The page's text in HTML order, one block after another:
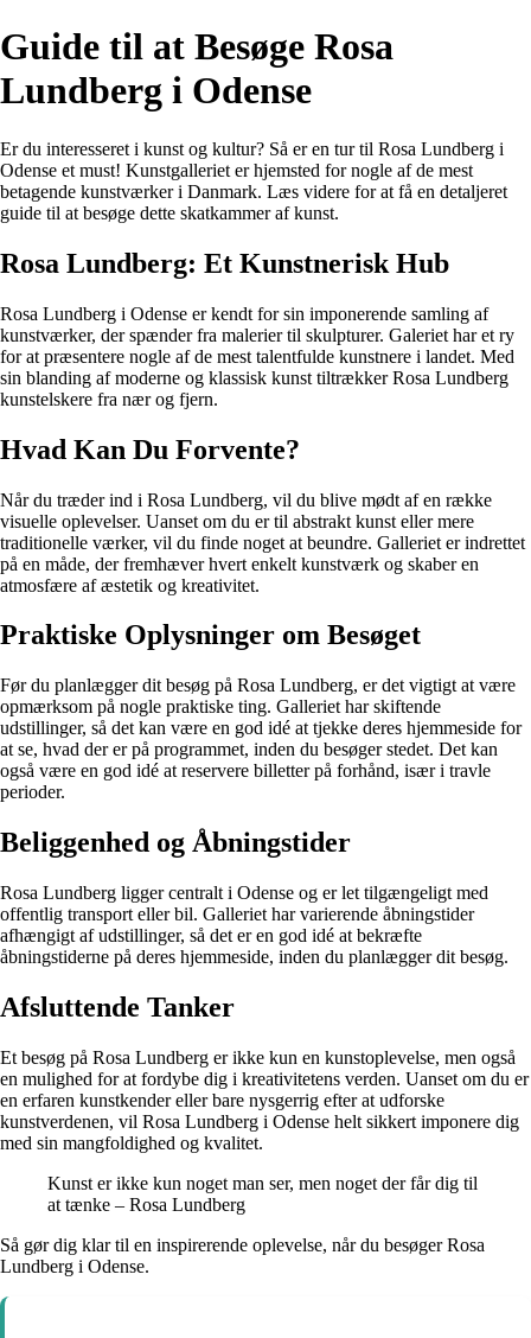
Guide til at Besøge Rosa
Lundberg i Odense
Er du interesseret i kunst og kultur? Så er en tur til Rosa Lundberg i
Odense et must! Kunstgalleriet er hjemsted for nogle af de mest
betagende kunstværker i Danmark. Læs videre for at få en detaljeret
guide til at besøge dette skatkammer af kunst.
Rosa Lundberg: Et Kunstnerisk Hub
Rosa Lundberg i Odense er kendt for sin imponerende samling af
kunstværker, der spænder fra malerier til skulpturer. Galeriet har et ry
for at præsentere nogle af de mest talentfulde kunstnere i landet. Med
sin blanding af moderne og klassisk kunst tiltrækker Rosa Lundberg
kunstelskere fra nær og fjern.
Hvad Kan Du Forvente?
Når du træder ind i Rosa Lundberg, vil du blive mødt af en række
visuelle oplevelser. Uanset om du er til abstrakt kunst eller mere
traditionelle værker, vil du finde noget at beundre. Galleriet er indrettet
på en måde, der fremhæver hvert enkelt kunstværk og skaber en
atmosfære af æstetik og kreativitet.
Praktiske Oplysninger om Besøget
Før du planlægger dit besøg på Rosa Lundberg, er det vigtigt at være
opmærksom på nogle praktiske ting. Galleriet har skiftende
udstillinger, så det kan være en god idé at tjekke deres hjemmeside for
at se, hvad der er på programmet, inden du besøger stedet. Det kan
også være en god idé at reservere billetter på forhånd, især i travle
perioder.
Beliggenhed og Åbningstider
Rosa Lundberg ligger centralt i Odense og er let tilgængeligt med
offentlig transport eller bil. Galleriet har varierende åbningstider
afhængigt af udstillinger, så det er en god idé at bekræfte
åbningstiderne på deres hjemmeside, inden du planlægger dit besøg.
Afsluttende Tanker
Et besøg på Rosa Lundberg er ikke kun en kunstoplevelse, men også
en mulighed for at fordybe dig i kreativitetens verden. Uanset om du er
en erfaren kunstkender eller bare nysgerrig efter at udforske
kunstverdenen, vil Rosa Lundberg i Odense helt sikkert imponere dig
med sin mangfoldighed og kvalitet.
Kunst er ikke kun noget man ser, men noget der får dig til
at tænke – Rosa Lundberg
Så gør dig klar til en inspirerende oplevelse, når du besøger Rosa
Lundberg i Odense.